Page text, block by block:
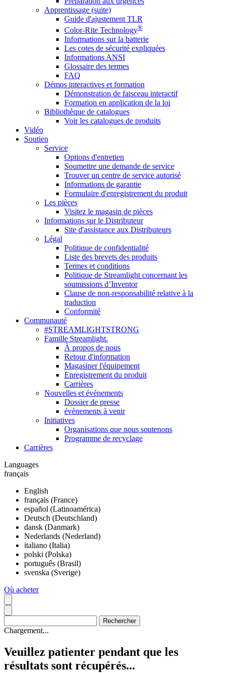
Apprentissage (suite)
Guide d'ajustement TLR
Color-Rite Technology®
Informations sur la batterie
Les cotes de sécurité expliquées
Informations ANSI
Glossaire des termes
FAQ
Démos interactives et formation
Démonstration de faisceau interactif
Formation en application de la loi
Bibliothèque de catalogues
Voir les catalogues de produits
Vidéo
Soutien
Service
Options d'entretien
Soumettre une demande de service
Trouver un centre de service autorisé
Informations de garantie
Formulaire d'enregistrement du produit
Les pièces
Visitez le magasin de pièces
Informations sur le Distributeur
Site d'assistance aux Distributeurs
Légal
Politique de confidentialité
Liste des brevets des produits
Termes et conditions
Politique de Streamlight concernant les
soumissions d’Inventor
Clause de non-responsabilité relative à la
traduction
Conformité
Communauté
#STREAMLIGHTSTRONG
Famille Streamlight.
À propos de nous
Retour d'information
Magasiner l'équipement
Enregistrement du produit
Carrières
Nouvelles et événements
Dossier de presse
évènements à venir
Initiatives
Organisations que nous soutenons
Programme de recyclage
Carrières
Languages
français
English
français (France)
español (Latinoamérica)
Deutsch (Deutschland)
dansk (Danmark)
Nederlands (Nederland)
italiano (Italia)
polski (Polska)
português (Brasil)
svenska (Sverige)
Où acheter
Chargement...
Veuillez patienter pendant que les
résultats sont récupérés...